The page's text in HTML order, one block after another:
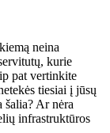
neina
kurie
pat vertinkite
tiesiai į jūsų
šalia? Ar nėra
infrastruktūros